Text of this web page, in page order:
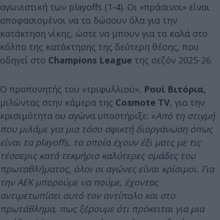
αγωνιστική των playoffs (1-4). Οι «πράσινοι» είναι
αποφασισμένοι να τα δώσουν όλα για την
κατάκτηση νίκης, ώστε να μπουν για τα καλά στο
κόλπο της κατάκτησης της δεύτερη θέσης, που
οδηγεί στο Champions League της σεζόν 2025-26.
Ο προπονητής του «τριφυλλιού», Ρουί Βιτόρια,
μιλώντας στην κάμερα της Cosmote TV, για την
κρισιμότητα ου αγώνα υποστήριξε: «Από τη στιγμή
που μιλάμε για μια τόσο σφικτή διοργάνωση όπως
είναι τα playoffs, τα οποία έχουν έξι ματς με τις
τέσσερις κατά τεκμήριο καλύτερες ομάδες του
πρωταθλήματος, όλοι οι αγώνες είναι κρίσιμοι. Για
την ΑΕΚ μπορούμε να πούμε, έχοντας
αντιμετωπίσει αυτό τον αντίπαλο και στο
πρωτάθλημα, πως ξέρουμε ότι πρόκειται για μια